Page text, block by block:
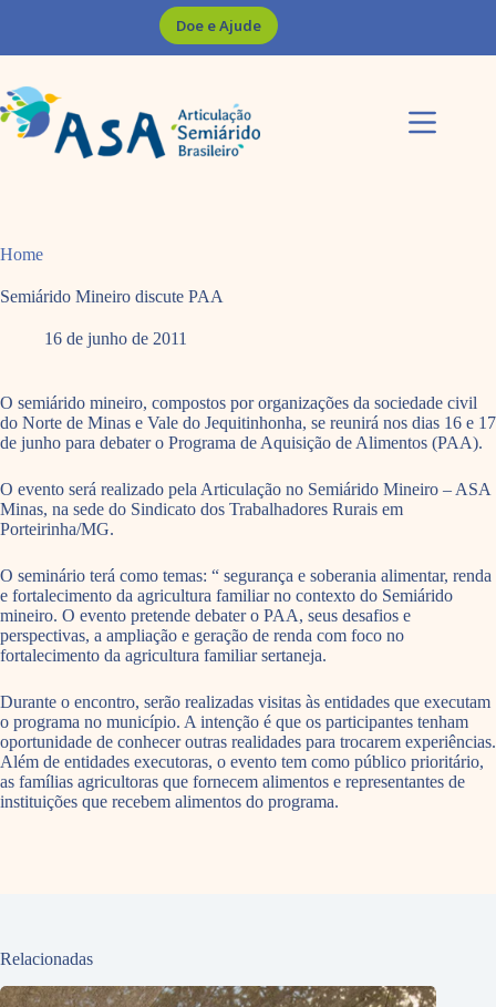
Doe e Ajude
Home
Semiárido Mineiro discute PAA
16 de junho de 2011
O semiárido mineiro, compostos por organizações da sociedade civil
do Norte de Minas e Vale do Jequitinhonha, se reunirá nos dias 16 e 17
de junho para debater o Programa de Aquisição de Alimentos (PAA).
O evento será realizado pela Articulação no Semiárido Mineiro – ASA
Minas, na sede do Sindicato dos Trabalhadores Rurais em
Porteirinha/MG.
O seminário terá como temas: “ segurança e soberania alimentar, renda
e fortalecimento da agricultura familiar no contexto do Semiárido
mineiro. O evento pretende debater o PAA, seus desafios e
perspectivas, a ampliação e geração de renda com foco no
fortalecimento da agricultura familiar sertaneja.
Durante o encontro, serão realizadas visitas às entidades que executam
o programa no município. A intenção é que os participantes tenham
oportunidade de conhecer outras realidades para trocarem experiências.
Além de entidades executoras, o evento tem como público prioritário,
as famílias agricultoras que fornecem alimentos e representantes de
instituições que recebem alimentos do programa.
Relacionadas